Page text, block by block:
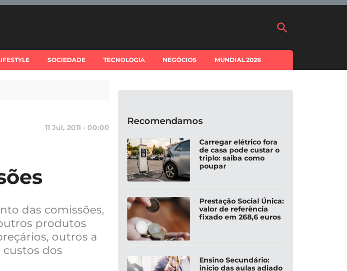
SOCIEDADE TECNOLOGIA NEGÓCIOS MUNDIAL 2026
11 Jul, 2011 - 00:00
das comissões,
produtos
outros a
dos
Recomendamos
Carregar elétrico fora
de casa pode custar o
triplo: saiba como
poupar
Prestação Social Única:
valor de referência
fixado em 268,6 euros
Ensino Secundário:
início das aulas adiado